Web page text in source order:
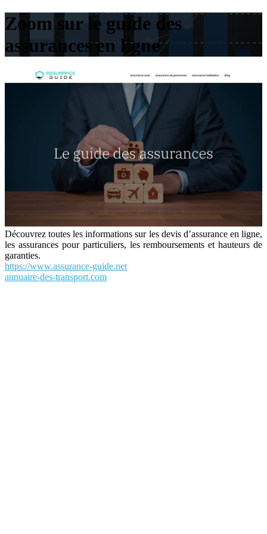
Zoom sur le guide des
assurances en ligne
Découvrez toutes les informations sur les devis d’assurance en ligne,
les assurances pour particuliers, les remboursements et hauteurs de
garanties.
https://www.assurance-guide.net
annuaire-des-transport.com